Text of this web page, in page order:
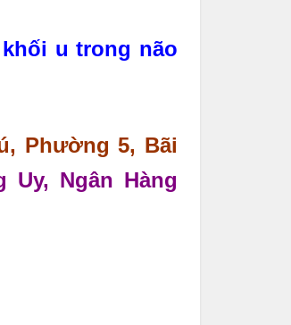
u trong não
Phường 5, Bãi
Uy, Ngân Hàng